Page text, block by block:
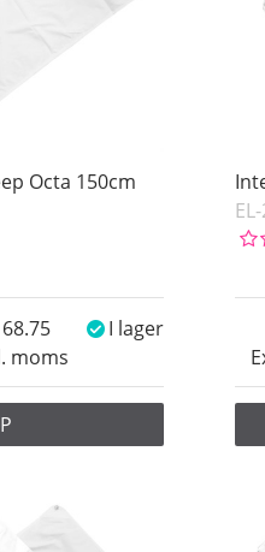
Octa 150cm
moms
68.75 I lager